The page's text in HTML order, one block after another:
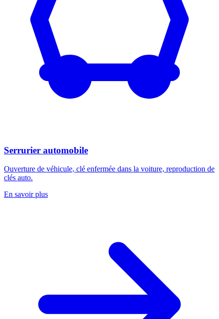
Serrurier automobile
Ouverture de véhicule, clé enfermée dans la voiture, reproduction de
clés auto.
En savoir plus